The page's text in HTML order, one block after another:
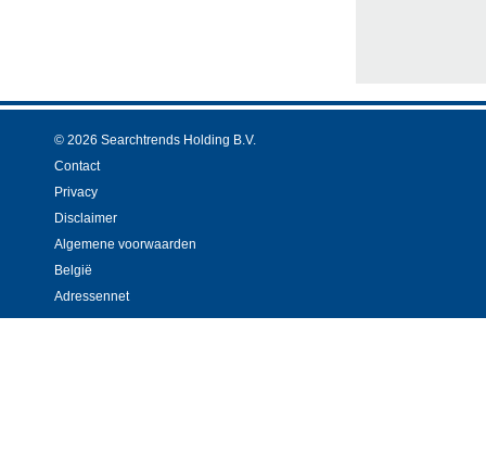
© 2026 Searchtrends Holding B.V.
Contact
Privacy
Disclaimer
Algemene voorwaarden
België
Adressennet